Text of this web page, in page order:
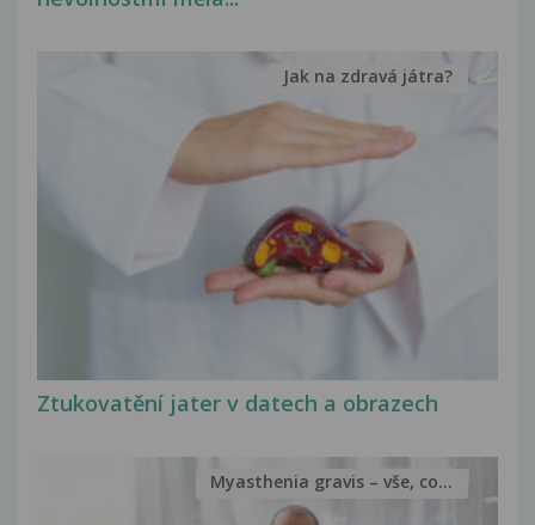
Ztukovatění jater v datech a obrazech
Jak na zdravá játra?
Myasthenia gravis – vše, co...